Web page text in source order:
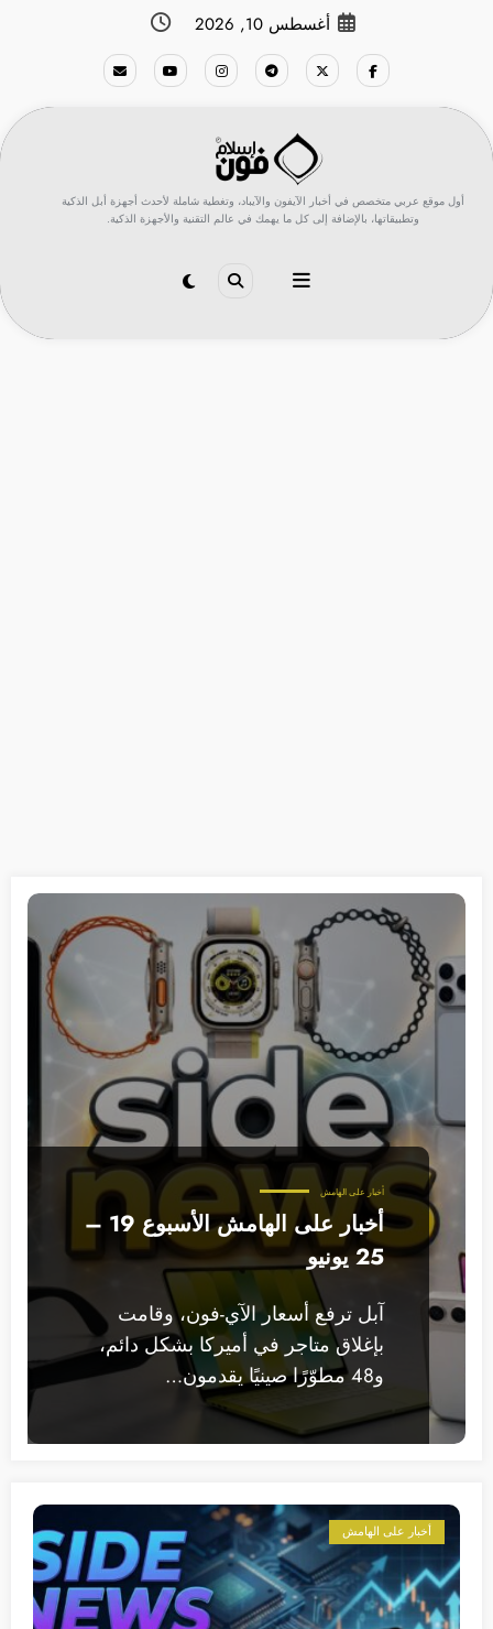
أغسطس 10, 2026
أول موقع عربي متخصص في أخبار الآيفون والآيباد، وتغطية شاملة لأحدث أجهزة أبل الذكية
وتطبيقاتها، بالإضافة إلى كل ما يهمك في عالم التقنية والأجهزة الذكية.
أخبار على الهامش
أخبار على الهامش الأسبوع 19 –
25 يونيو
آبل ترفع أسعار الآي-فون، وقامت
بإغلاق متاجر في أميركا بشكل دائم،
و48 مطوّرًا صينيًا يقدمون…
أخبار على الهامش